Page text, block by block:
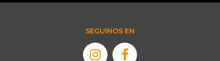
SEGUINOS EN